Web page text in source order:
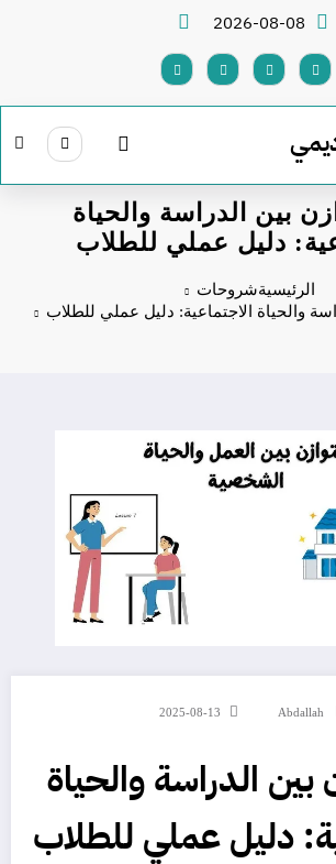
2026-08-08
بين الدراسة والحياة
دليل عملي للطلاب
الرئيسيةشروحات
والحياة الاجتماعية: دليل عملي للطلاب
Abdallah
2025-08-13
بين الدراسة والحياة
دليل عملي للطلاب